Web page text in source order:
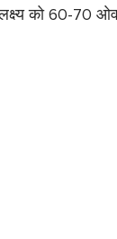
को 60-70